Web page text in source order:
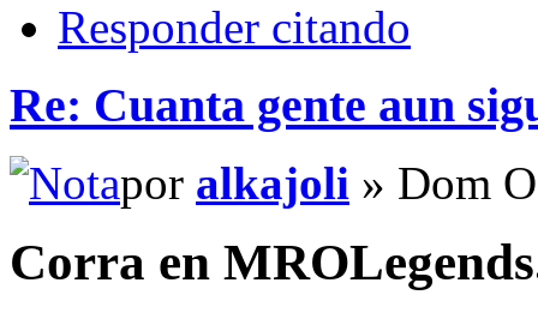
Responder citando
Re: Cuanta gente aun
por alkajoli » Dom
Corra en